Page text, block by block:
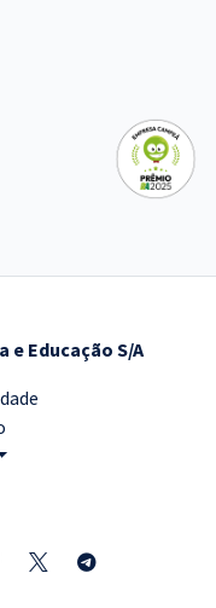
e Educação S/A